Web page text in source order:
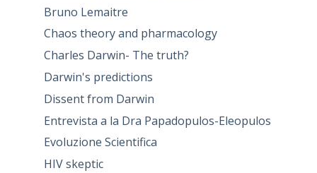
Bruno Lemaitre
Chaos theory and pharmacology
Charles Darwin- The truth?
Darwin's predictions
Dissent from Darwin
Entrevista a la Dra Papadopulos-Eleopulos
Evoluzione Scientifica
HIV skeptic